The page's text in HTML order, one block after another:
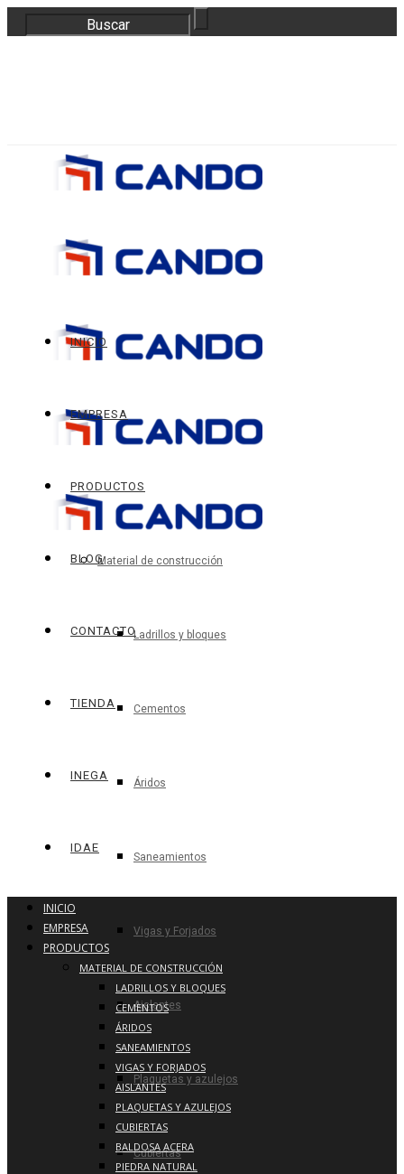
INICIO
EMPRESA
PRODUCTOS
Material de construcción
Ladrillos y bloques
Cementos
Áridos
Saneamientos
Vigas y Forjados
Aislantes
Plaquetas y azulejos
Cubiertas
BLOG
CONTACTO
TIENDA
INEGA
IDAE
INICIO
EMPRESA
PRODUCTOS
MATERIAL DE CONSTRUCCIÓN
LADRILLOS Y BLOQUES
CEMENTOS
ÁRIDOS
SANEAMIENTOS
VIGAS Y FORJADOS
AISLANTES
PLAQUETAS Y AZULEJOS
CUBIERTAS
BALDOSA ACERA
PIEDRA NATURAL